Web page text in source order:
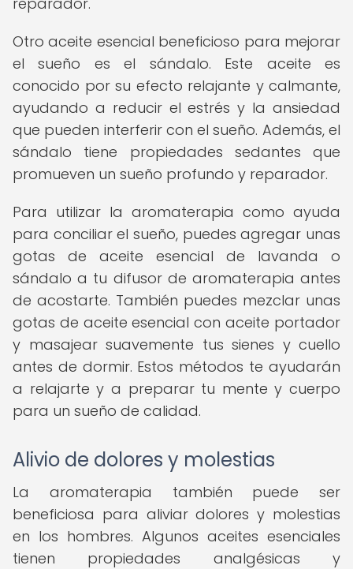
Otro aceite esencial beneficioso para mejorar
el sueño es el sándalo. Este aceite es
conocido por su efecto relajante y calmante,
ayudando a reducir el estrés y la ansiedad
que pueden interferir con el sueño. Además, el
sándalo tiene propiedades sedantes que
promueven un sueño profundo y reparador.
Para utilizar la aromaterapia como ayuda
para conciliar el sueño, puedes agregar unas
gotas de aceite esencial de lavanda o
sándalo a tu difusor de aromaterapia antes
de acostarte. También puedes mezclar unas
gotas de aceite esencial con aceite portador
y masajear suavemente tus sienes y cuello
antes de dormir. Estos métodos te ayudarán
a relajarte y a preparar tu mente y cuerpo
para un sueño de calidad.
Alivio de dolores y molestias
La aromaterapia también puede ser
beneficiosa para aliviar dolores y molestias
en los hombres. Algunos aceites esenciales
tienen propiedades analgésicas y